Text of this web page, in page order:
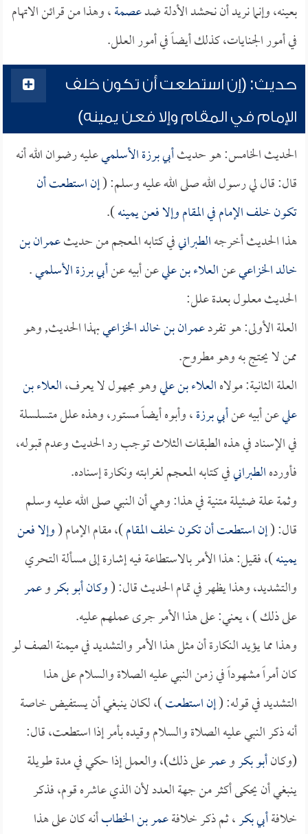
بعينه، وإنما نريد أن نحشد الأدلة ضدعصمة، وهذا من قرائن الاتهام
في أمور الجنايات، كذلك أيضاً في أمور العلل.
حديث: (إن استطعت أن تكون خلف
الإمام في المقام وإلا فعن يمينه)
الحديث الخامس: هو حديثأبي برزة الأسلميعليه رضوان الله أنه
قال: قال لي رسول الله صلى الله عليه وسلم: (إن استطعت أن
تكون خلف الإمام في المقام وإلا فعن يمينه).
هذا الحديث أخرجهالطبرانيفي كتابه المعجم من حديثعمران بن
خالد الخزاعيعنالعلاء بن عليعن أبيه عنأبي برزة الأسلمي.
الحديث معلول بعدة علل:
العلة الأولى: هو تفردعمران بن خالد الخزاعيبهذا الحديث, وهو
ممن لا يحتج به وهو مطروح.
العلة الثانية: مولاهالعلاء بن عليوهو مجهول لا يعرف،العلاء بن
عليعن أبيه عنأبي برزة، وأبوه أيضاً مستور، وهذه علل متسلسلة
في الإسناد في هذه الطبقات الثلاث توجب رد الحديث وعدم قبوله،
فأوردهالطبرانيفي كتابه المعجم لغرابته ونكارة إسناده.
وثمة علة ضئيلة متنية في هذا: وهي أن النبي صلى الله عليه وسلم
قال: (إن استطعت أن تكون خلف المقام)، مقام الإمام (وإلا فعن
يمينه)، فقيل: هذا الأمر بالاستطاعة فيه إشارة إلى مسألة التحري
والتشديد، وهذا يظهر في تمام الحديث قال: (وكانأبو بكروعمر
على ذلك ) ، يعني: على هذا الأمر جرى عملهم عليه.
وهذا مما يؤيد النكارة أن مثل هذا الأمر والتشديد في ميمنة الصف لو
كان أمراً مشهوداً في زمن النبي عليه الصلاة والسلام على هذا
التشديد في قوله: (إن استطعت)، لكان ينبغي أن يستفيض خاصة
أنه ذكر النبي عليه الصلاة والسلام وقيده بأمر إذا استطعت، قال:
(وكانأبو بكروعمرعلى ذلك)، والعمل إذا حكي في مدة طويلة
ينبغي أن يحكى أكثر من جهة العدد لأن الذي عاشره قوم، فذكر
خلافةأبي بكر، ثم ذكر خلافةعمر بن الخطابأنه كان على هذا